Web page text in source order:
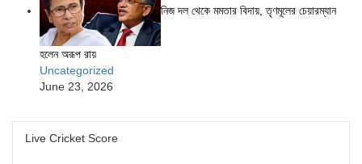
নিজ দল থেকে মমতার বিদায়, তৃণমূলের চেয়ারম্যান
হলেন অরূপ রায়
Uncategorized
June 23, 2026
Live Cricket Score